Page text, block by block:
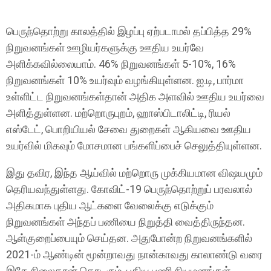
பெருந்தொற்று காலத்தில் இழப்பு ஏற்படாமல் தப்பித்த 29%
நிறுவனங்கள் ஊழியர்களுக்கு ஊதிய உயர்வே
அளிக்கவில்லையாம். 46% நிறுவனங்கள் 5-10%, 16%
நிறுவனங்கள் 10% உயர்வும் வழங்கியுள்ளன. ஐ.டி, பார்மா
உள்ளிட்ட நிறுவனங்கள்தான் அதிக அளவில் ஊதிய உயர்வை
அளித்துள்ளன. மற்றொருபுறம், ஹாஸ்பிடாலிட்டி, ரியல்
எஸ்டேட், பொறியியல் சேவை துறைகள் ஆகியவை ஊதிய
உயர்வில் மிகவும் மோசமான பங்களிப்பைச் செலுத்தியுள்ளன.
இது தவிர, இந்த ஆய்வில் மற்றொரு முக்கியமான விஷயமும்
தெரியவந்துள்ளது. கோவிட்-19 பெருந்தொற்றுப் பரவலால்
அதிகமாக புதிய ஆட்களை வேலைக்கு எடுக்கும்
நிறுவனங்கள் அந்தப் பணியை நிறுத்தி வைத்திருந்தன.
ஆள்குறைப்பையும் செய்தன. அதுபோன்ற நிறுவனங்களில்
2021-ம் ஆண்டின் மூன்றாவது நான்காவது காலாண்டு வரை